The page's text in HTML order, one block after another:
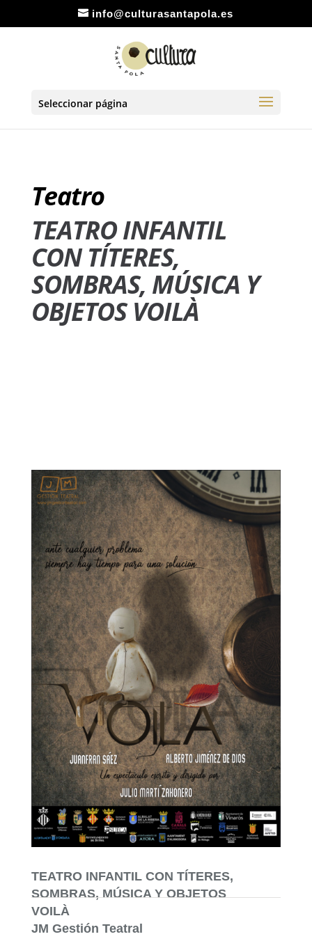
info@culturasantapola.es
Seleccionar página
Teatro
TEATRO INFANTIL
CON TÍTERES,
SOMBRAS, MÚSICA Y
OBJETOS VOILÀ
TEATRO INFANTIL CON TÍTERES,
SOMBRAS, MÚSICA Y OBJETOS
VOILÀ
JM Gestión Teatral